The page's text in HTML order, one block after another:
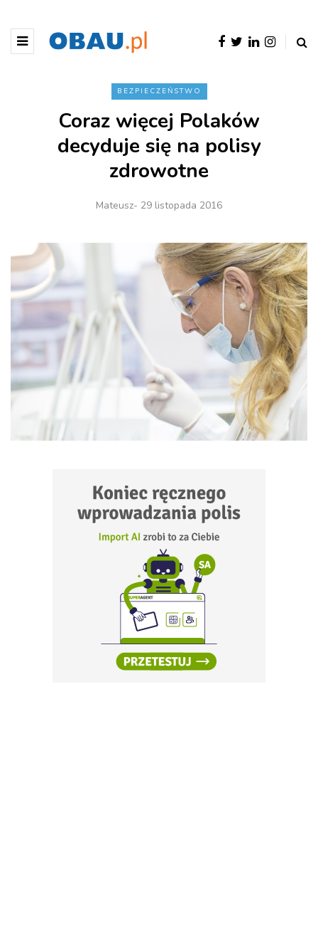
BEZPIECZEŃSTWO
Coraz więcej Polaków
decyduje się na polisy
zdrowotne
Mateusz- 29 listopada 2016